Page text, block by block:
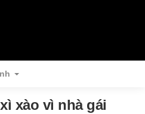
xào vì nhà gái